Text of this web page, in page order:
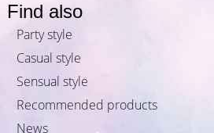
Find also
Party style
Casual style
Sensual style
Recommended products
News